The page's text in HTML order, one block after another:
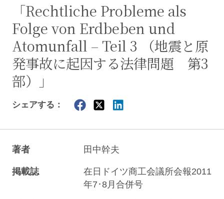
「Rechtliche Probleme als
Folge von Erdbeben und
Atomunfall – Teil 3 （地震と原
発事故に起因する法律問題 第3
部）」
シェアする：
著者 田中幹夫
掲載誌
在日ドイツ商工会議所会報2011
年7･8月合併号